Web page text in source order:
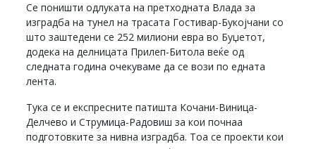
Се поништи одлуката на претходната Влада за
изградба на тунел на трасата Гостивар-Букојчани со
што заштедени се 252 милиони евра во Буџетот,
додека на делницата Прилеп-Битола веќе од
следната година очекуваме да се вози по едната
лента.
Тука се и експресните патишта Кочани-Виница-
Делчево и Струмица-Радовиш за кои почнаа
подготовките за нивна изградба. Тоа се проекти кои